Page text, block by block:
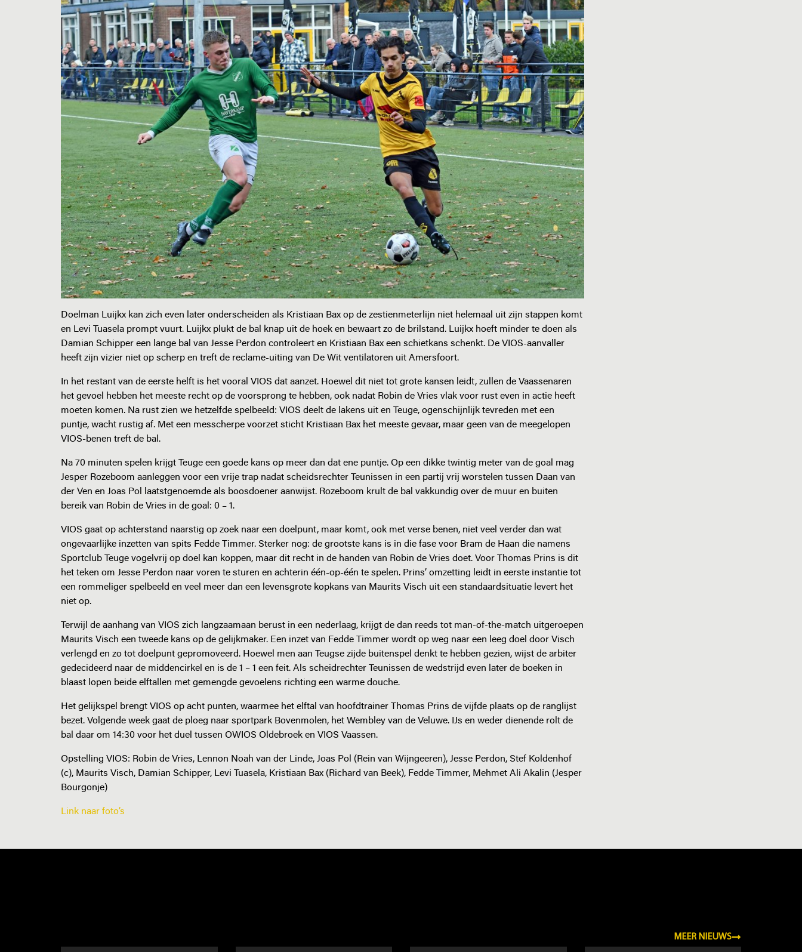
Doelman Luijkx kan zich even later onderscheiden als Kristiaan Bax op de zestienmeterlijn niet helemaal uit zijn stappen komt
en Levi Tuasela prompt vuurt. Luijkx plukt de bal knap uit de hoek en bewaart zo de brilstand. Luijkx hoeft minder te doen als
Damian Schipper een lange bal van Jesse Perdon controleert en Kristiaan Bax een schietkans schenkt. De VIOS-aanvaller
heeft zijn vizier niet op scherp en treft de reclame-uiting van De Wit ventilatoren uit Amersfoort.
In het restant van de eerste helft is het vooral VIOS dat aanzet. Hoewel dit niet tot grote kansen leidt, zullen de Vaassenaren
het gevoel hebben het meeste recht op de voorsprong te hebben, ook nadat Robin de Vries vlak voor rust even in actie heeft
moeten komen. Na rust zien we hetzelfde spelbeeld: VIOS deelt de lakens uit en Teuge, ogenschijnlijk tevreden met een
puntje, wacht rustig af. Met een messcherpe voorzet sticht Kristiaan Bax het meeste gevaar, maar geen van de meegelopen
VIOS-benen treft de bal.
Na 70 minuten spelen krijgt Teuge een goede kans op meer dan dat ene puntje. Op een dikke twintig meter van de goal mag
Jesper Rozeboom aanleggen voor een vrije trap nadat scheidsrechter Teunissen in een partij vrij worstelen tussen Daan van
der Ven en Joas Pol laatstgenoemde als boosdoener aanwijst. Rozeboom krult de bal vakkundig over de muur en buiten
bereik van Robin de Vries in de goal: 0 – 1.
VIOS gaat op achterstand naarstig op zoek naar een doelpunt, maar komt, ook met verse benen, niet veel verder dan wat
ongevaarlijke inzetten van spits Fedde Timmer. Sterker nog: de grootste kans is in die fase voor Bram de Haan die namens
Sportclub Teuge vogelvrij op doel kan koppen, maar dit recht in de handen van Robin de Vries doet. Voor Thomas Prins is dit
het teken om Jesse Perdon naar voren te sturen en achterin één-op-één te spelen. Prins’ omzetting leidt in eerste instantie tot
een rommeliger spelbeeld en veel meer dan een levensgrote kopkans van Maurits Visch uit een standaardsituatie levert het
niet op.
Terwijl de aanhang van VIOS zich langzaamaan berust in een nederlaag, krijgt de dan reeds tot man-of-the-match uitgeroepen
Maurits Visch een tweede kans op de gelijkmaker. Een inzet van Fedde Timmer wordt op weg naar een leeg doel door Visch
verlengd en zo tot doelpunt gepromoveerd. Hoewel men aan Teugse zijde buitenspel denkt te hebben gezien, wijst de arbiter
gedecideerd naar de middencirkel en is de 1 – 1 een feit. Als scheidrechter Teunissen de wedstrijd even later de boeken in
blaast lopen beide elftallen met gemengde gevoelens richting een warme douche.
Het gelijkspel brengt VIOS op acht punten, waarmee het elftal van hoofdtrainer Thomas Prins de vijfde plaats op de ranglijst
bezet. Volgende week gaat de ploeg naar sportpark Bovenmolen, het Wembley van de Veluwe. IJs en weder dienende rolt de
bal daar om 14:30 voor het duel tussen OWIOS Oldebroek en VIOS Vaassen.
Opstelling VIOS: Robin de Vries, Lennon Noah van der Linde, Joas Pol (Rein van Wijngeeren), Jesse Perdon, Stef Koldenhof
(c), Maurits Visch, Damian Schipper, Levi Tuasela, Kristiaan Bax (Richard van Beek), Fedde Timmer, Mehmet Ali Akalin (Jesper
Bourgonje)
Link naar foto’s
MEER NIEUWS